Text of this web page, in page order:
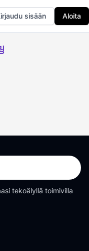
sisään Aloita
tekoälyllä toimivilla